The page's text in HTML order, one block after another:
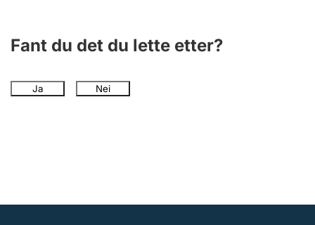
Fant du det du lette etter?
Ja Nei